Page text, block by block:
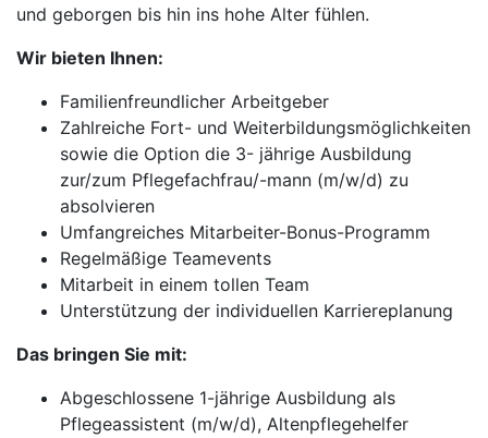
und geborgen bis hin ins hohe Alter fühlen.
Wir bieten Ihnen:
Familienfreundlicher Arbeitgeber
Zahlreiche Fort- und Weiterbildungsmöglichkeiten
sowie die Option die 3- jährige Ausbildung
zur/zum Pflegefachfrau/-mann (m/w/d) zu
absolvieren
Umfangreiches Mitarbeiter-Bonus-Programm
Regelmäßige Teamevents
Mitarbeit in einem tollen Team
Unterstützung der individuellen Karriereplanung
Das bringen Sie mit:
Abgeschlossene 1-jährige Ausbildung als
Pflegeassistent (m/w/d), Altenpflegehelfer